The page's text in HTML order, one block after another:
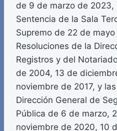
de 9 de marzo de 2023,
Sentencia de la Sala
Supremo de 22 de
Resoluciones de la
Registros y del
de 2004, 13 de
noviembre de 2017, y
Dirección General de
Pública de 6 de marzo,
noviembre de 2020, 10